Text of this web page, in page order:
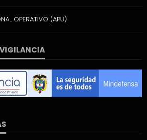
OPERATIVO (APU)